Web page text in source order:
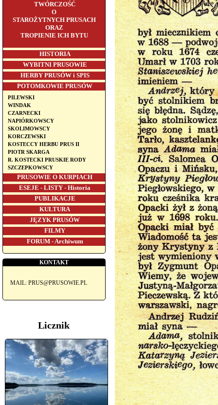
TWÓRCZOŚĆ
O
STAROŻYTNYCH PRUSACH
ORAZ
TROPIENIE ICH BYTU
HISTORIA
WYBITNI PRUSOWIE
HERBY PRUSÓW i SPIS
POTOMKOWIE PRUSÓW
PILEWSKI
WINDAK
CZARNECKI
NAPIÓRKOWSCY
SKOLIMOWSCY
KORCZEWSKI
KOSTECCY HERBU PRUS II
PIOTR SKARGA
R. KOSTECKI PRUSKIE RODY
SZCZEPKOWSCY
PRUSOWIE O KURPIACH
ESEJE - LISTY - Historia
PUBLIKACJE
KULTURA
JĘZYK PRUSÓW
FILMY
FORUM - Archiwum
KONTAKT
MAIL: PRUS@PRUSOWIE.PL
Licznik